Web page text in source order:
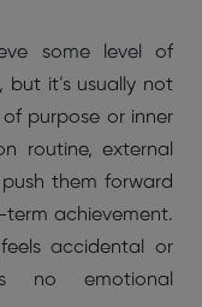
some level of
it’s usually not
purpose or inner
routine, external
them forward
achievement.
accidental or
no emotional